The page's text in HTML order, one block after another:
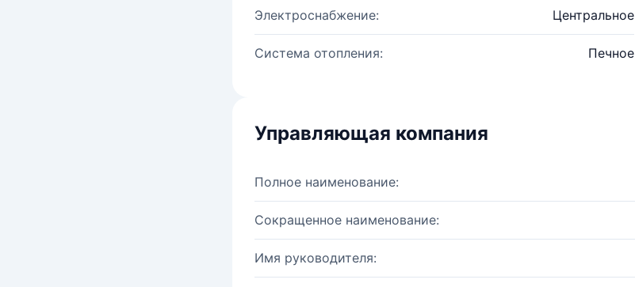
Электроснабжение: Центральное
Система отопления: Печное
Управляющая компания
Полное наименование:
Сокращенное наименование:
Имя руководителя: